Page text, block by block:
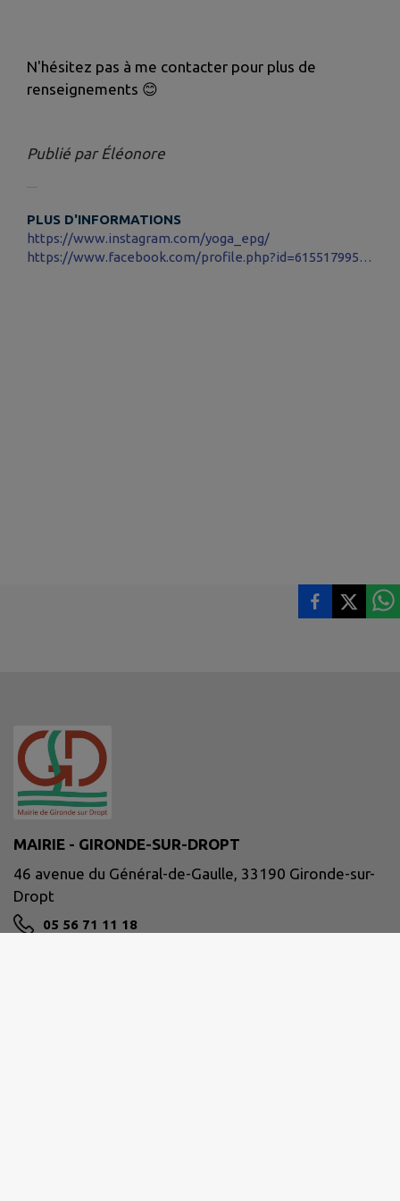
N'hésitez pas à me contacter pour plus de
renseignements 😊
Publié par Éléonore
PLUS D'INFORMATIONS
https://www.instagram.com/yoga_epg/
https://www.facebook.com/profile.php?id=61551799507398
MAIRIE - GIRONDE-SUR-DROPT
46 avenue du Général-de-Gaulle, 33190 Gironde-sur-
Dropt
05 56 71 11 18